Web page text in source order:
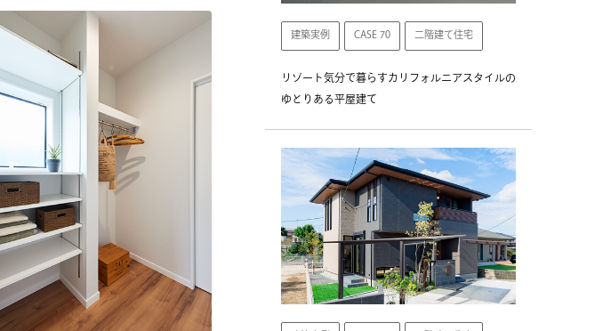
建築実例 CASE 70 二階建て住宅
リゾート気分で暮らすカリフォルニアスタイルの
ゆとりある平屋建て